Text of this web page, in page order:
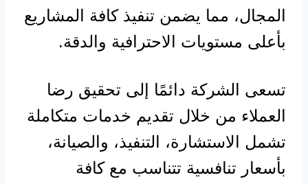
المجال، مما يضمن تنفيذ كافة المشاريع
بأعلى مستويات الاحترافية والدقة.
تسعى الشركة دائمًا إلى تحقيق رضا
العملاء من خلال تقديم خدمات متكاملة
تشمل الاستشارة، التنفيذ، والصيانة،
بأسعار تنافسية تتناسب مع كافة